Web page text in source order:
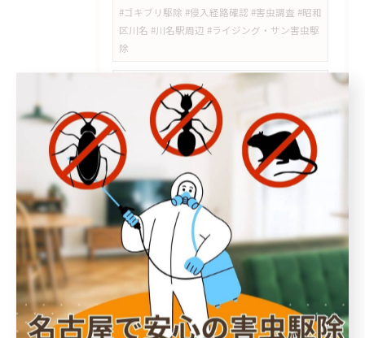
#ゴキブリ駆除 #侵入経路確認 #害虫調査 #昭和
区川名 #川名駅周辺 #ライジング・サン害虫駆
除
#昭和区 #八事 #昭和区八事 #ゴキブリ #ゴキブ
リ駆除 #害虫駆除 #冷蔵庫裏 #キッチン #ライ
ジングサン害虫駆除 #名古屋市
#名東区 #藤が丘 #トコジラミ #南京虫 #害虫駆
除 #害虫調査 #寝室 #ベッド #ライジングサン
害虫駆除 #名古屋
#藤が丘 #藤が丘トコジラミ #藤が丘害虫駆除 #
名東区トコジラミ #南京虫 #トコジラミ駆除 #
害虫駆除 #ライジングサン害虫駆除
#名東区 #藤が丘 #藤が丘駅 #トコジラミ #南京
虫 #トコジラミ駆除 #南京虫駆除 #害虫駆除 #
ライジングサン害虫駆除